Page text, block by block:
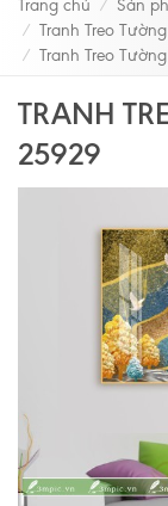
Trang chủ Sản
Tranh Treo
Tranh Treo
TRANH
25929